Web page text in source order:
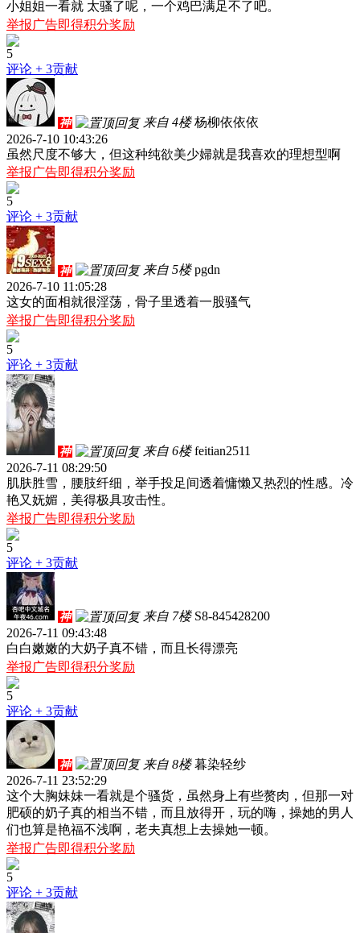
小姐姐一看就 太骚了呢，一个鸡巴满足不了吧。
举报广告即得积分奖励
5
评论 + 3贡献
神 来自 4楼 杨柳依依依
2026-7-10 10:43:26
虽然尺度不够大，但这种纯欲美少婦就是我喜欢的理想型啊
举报广告即得积分奖励
5
评论 + 3贡献
神 来自 5楼 pgdn
2026-7-10 11:05:28
这女的面相就很淫荡，骨子里透着一股骚气
举报广告即得积分奖励
5
评论 + 3贡献
神 来自 6楼 feitian2511
2026-7-11 08:29:50
肌肤胜雪，腰肢纤细，举手投足间透着慵懒又热烈的性感。冷
艳又妩媚，美得极具攻击性。
举报广告即得积分奖励
5
评论 + 3贡献
神 来自 7楼 S8-845428200
2026-7-11 09:43:48
白白嫩嫩的大奶子真不错，而且长得漂亮
举报广告即得积分奖励
5
评论 + 3贡献
神 来自 8楼 暮染轻纱
2026-7-11 23:52:29
这个大胸妹妹一看就是个骚货，虽然身上有些赘肉，但那一对
肥硕的奶子真的相当不错，而且放得开，玩的嗨，操她的男人
们也算是艳福不浅啊，老夫真想上去操她一顿。
举报广告即得积分奖励
5
评论 + 3贡献